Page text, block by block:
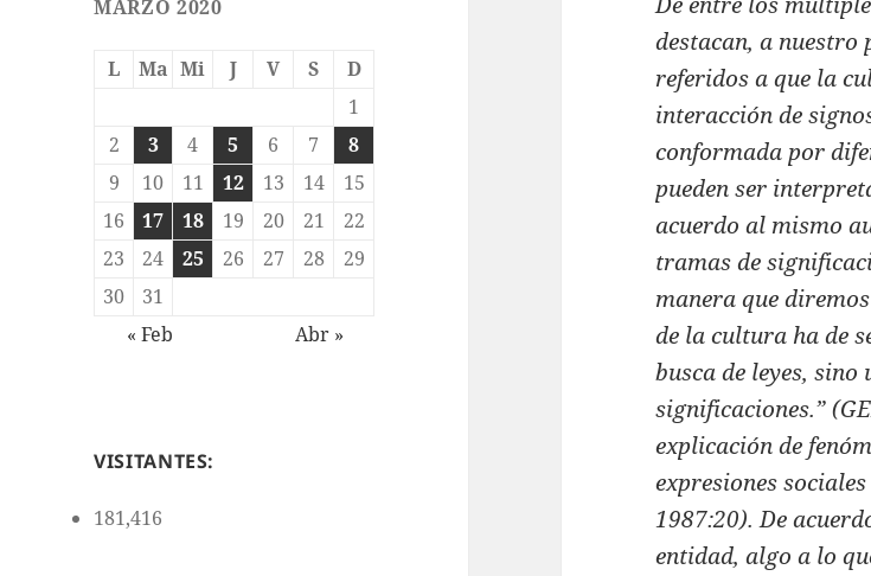
MARZO 2020
L Ma Mi J V S
D
1
2
3 4 5 6 7
8
9
10 11 12 13 14
15
16
17 18 19 20 21
22
23
24 25 26 27 28
29
30
31
« Feb
Abr »
VISITANTES:
181,416
destacan, a nuestro
referidos a que la
interacción de
conformada por
pueden ser
acuerdo al mismo
tramas de
manera que
de la cultura ha de
busca de leyes,
significaciones.”
explicación de
expresiones
1987:20). De
entidad, algo a lo